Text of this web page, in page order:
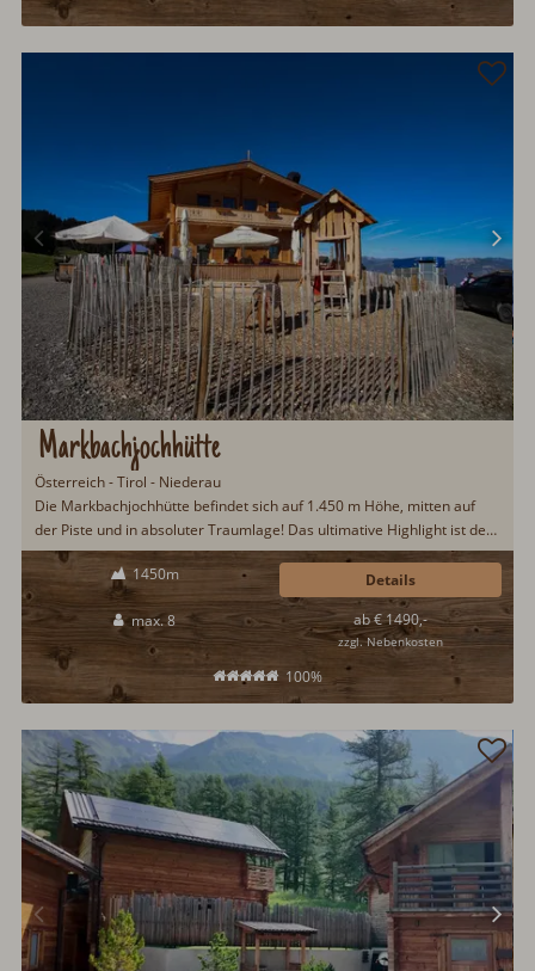
Markbachjochhütte
Österreich - Tirol - Niederau
Die Markbachjochhütte befindet sich auf 1.450 m Höhe, mitten auf
der Piste und in absoluter Traumlage! Das ultimative Highlight ist der
360° Panoramablick in Richtung Wilder Kaiser und die Bergwelt der
Kitzbüheler Alpen. Traumhaft schön verteilt sich rund um die Hütte
eine atemberaubende und malerische Bergkulisse. Das ideale
Urlaubsziel für Naturliebhaber, die das Schöne und Wilde suchen.
1450m
max. 8
100%
ab € 1490,-
zzgl. Nebenkosten
Details